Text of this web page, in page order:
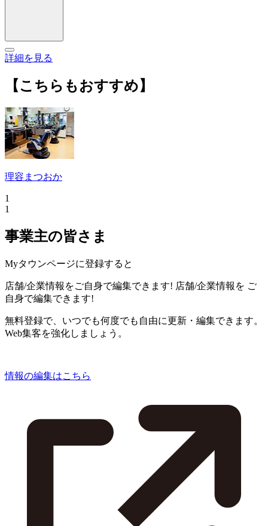
詳細を見る
【こちらもおすすめ】
理容まつおか
1
1
事業主の皆さま
Myタウンページに登録すると
店舗/企業情報をご自身で編集できます! 店舗/企業情報を ご
自身で編集できます!
無料登録で、いつでも何度でも自由に更新・編集できます。
Web集客を強化しましょう。
情報の編集はこちら